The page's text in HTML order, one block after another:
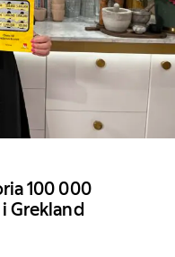
100 000
Grekland